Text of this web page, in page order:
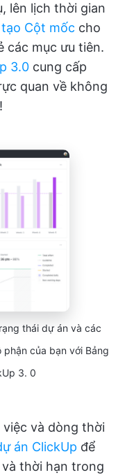
lên lịch thời gian
tạo Cột mốc cho
các mục ưu tiên.
3.0 cung cấp
quan về không
thái dự án và các
của bạn với Bảng
3. 0
và dòng thời
án ClickUp để
thời hạn trong